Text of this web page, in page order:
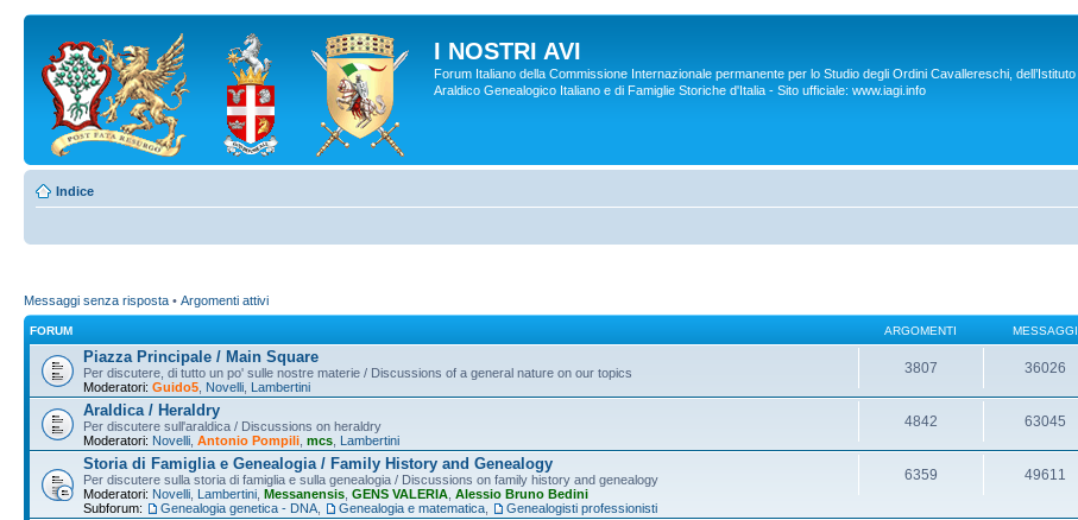
I NOSTRI AVI
Forum Italiano della Commissione Internazionale permanente per lo Studio degli Ordini Cavallereschi, dell’Istituto
Araldico Genealogico Italiano e di Famiglie Storiche d'Italia - Sito ufficiale: www.iagi.info
Indice
Messaggi senza risposta • Argomenti attivi
FORUM ARGOMENTI MESSAGGI
Piazza Principale / Main Square
Per discutere, di tutto un po' sulle nostre materie / Discussions of a general nature on our topics
Moderatori: Guido5 Novelli Lambertini
3807 36026
Araldica / Heraldry
Per discutere sull'araldica / Discussions on heraldry
Moderatori: Novelli Antonio Pompili mcs Lambertini
4842 63045
Storia di Famiglia e Genealogia / Family History and Genealogy
Per discutere sulla storia di famiglia e sulla genealogia / Discussions on family history and genealogy
Moderatori: Novelli Lambertini Messanensis GENS VALERIA Alessio Bruno Bedini
Subforum:
Genealogia genetica - DNA Genealogia e matematica Genealogisti professionisti
6359 49611